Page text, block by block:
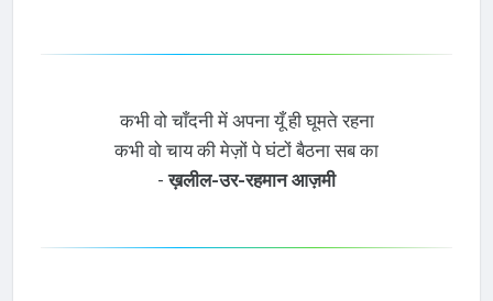
कभी वो चाँदनी में अपना यूँ ही घूमते रहना
कभी वो चाय की मेज़ों पे घंटों बैठना सब का
-ख़लील-उर-रहमान आज़मी